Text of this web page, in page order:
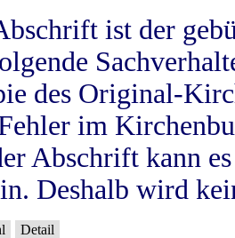
ist der
des Original-
im
Abschrift kann
Deshalb wird
Detail